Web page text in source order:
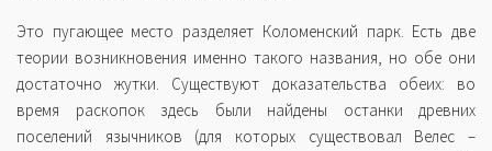
Это пугающее место разделяет Коломенский парк. Есть две
теории возникновения именно такого названия, но обе они
достаточно жутки. Существуют доказательства обеих: во
время раскопок здесь были найдены останки древних
поселений язычников (для которых существовал Велес –